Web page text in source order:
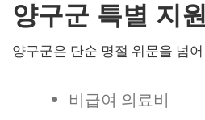
양구군 특별 지원
양구군은 단순 명절 위문을 넘어
비급여 의료비